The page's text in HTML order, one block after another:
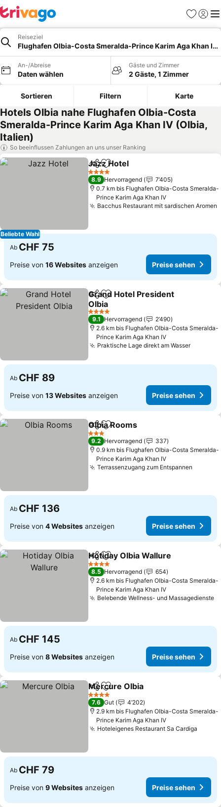
Favoriten
Reiseziel
Flughafen Olbia-Costa Smeralda-Prince Karim Aga Khan IV,
An-/Abreise
Daten wählen
Gäste und Zimmer
2 Gäste, 1 Zimmer
Sortieren Filtern Karte
Hotels Olbia nahe Flughafen Olbia-Costa
Smeralda-Prince Karim Aga Khan IV (Olbia,
Italien)
So beeinflussen Zahlungen an uns unser Ranking
Beliebte Wahl
TeilenZu Favoriten hinzufügen
Jazz Hotel
4 Sterne
8.9 Hervorragend
7’405
0.7 km bis Flughafen Olbia-Costa Smeralda-
Prince Karim Aga Khan IV
Bacchus Restaurant mit sardischen Aromen
Ab CHF 75
Preise von 16 Websites anzeigen Preise sehen
TeilenZu Favoriten hinzufügen
Grand Hotel President
Olbia
4 Sterne
9.1 Hervorragend
2’490
2.6 km bis Flughafen Olbia-Costa Smeralda-
Prince Karim Aga Khan IV
Praktische Lage direkt am Wasser
Ab CHF 89
Preise von 13 Websites anzeigen Preise sehen
TeilenZu Favoriten hinzufügen
Olbia Rooms
3 Sterne
9.2 Hervorragend
337
0.9 km bis Flughafen Olbia-Costa Smeralda-
Prince Karim Aga Khan IV
Terrassenzugang zum Entspannen
Ab CHF 136
Preise von 4 Websites anzeigen Preise sehen
TeilenZu Favoriten hinzufügen
Hotiday Olbia Wallure
4 Sterne
8.5 Hervorragend
654
2.6 km bis Flughafen Olbia-Costa Smeralda-
Prince Karim Aga Khan IV
Belebende Wellness- und Massagedienste
Ab CHF 145
Preise von 8 Websites anzeigen Preise sehen
TeilenZu Favoriten hinzufügen
Mercure Olbia
4 Sterne
7.6 Gut
4’202
2.9 km bis Flughafen Olbia-Costa Smeralda-
Prince Karim Aga Khan IV
Hoteleigenes Restaurant Sa Cardiga
Ab CHF 79
Preise von 9 Websites anzeigen Preise sehen